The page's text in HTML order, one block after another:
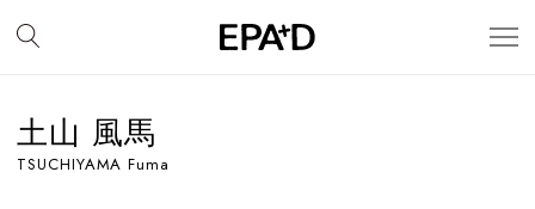
土山 風馬
TSUCHIYAMA Fuma